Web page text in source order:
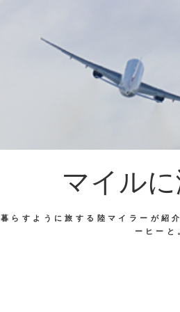
マイル
暮らすように旅する陸マイラーが紹
ーヒーと